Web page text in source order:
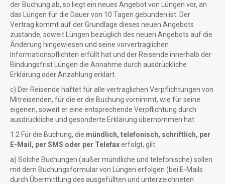
der Buchung ab, so liegt ein neues Angebot von Lüngen vor, an
das Lüngen für die Dauer von 10 Tagen gebunden ist. Der
Vertrag kommt auf der Grundlage dieses neuen Angebots
zustande, soweit Lüngen bezüglich des neuen Angebots auf die
Änderung hingewiesen und seine vorvertraglichen
Informationspflichten erfüllt hat und der Reisende innerhalb der
Bindungsfrist Lüngen die Annahme durch ausdrückliche
Erklärung oder Anzahlung erklärt.
c) Der Reisende haftet für alle vertraglichen Verpflichtungen von
Mitreisenden, für die er die Buchung vornimmt, wie für seine
eigenen, soweit er eine entsprechende Verpflichtung durch
ausdrückliche und gesonderte Erklärung übernommen hat.
1.2 Für die Buchung, die mündlich, telefonisch, schriftlich, per
E-Mail, per SMS oder per Telefaxerfolgt, gilt:
a) Solche Buchungen (außer mündliche und telefonische) sollen
mit dem Buchungsformular von Lüngen erfolgen (bei E-Mails
durch Übermittlung des ausgefüllten und unterzeichneten